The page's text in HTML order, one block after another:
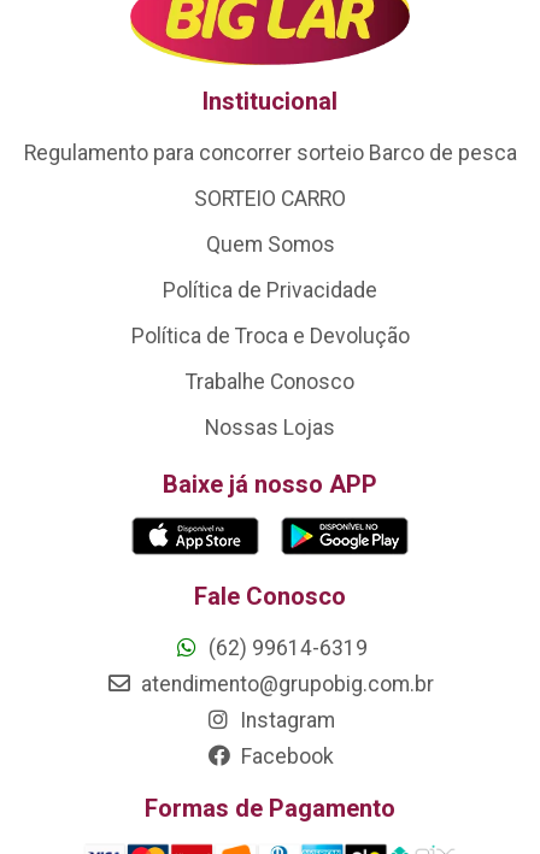
Institucional
Regulamento para concorrer sorteio Barco de pesca
SORTEIO CARRO
Quem Somos
Política de Privacidade
Política de Troca e Devolução
Trabalhe Conosco
Nossas Lojas
Baixe já nosso APP
Fale Conosco
(62) 99614-6319
atendimento@grupobig.com.br
Instagram
Facebook
Formas de Pagamento